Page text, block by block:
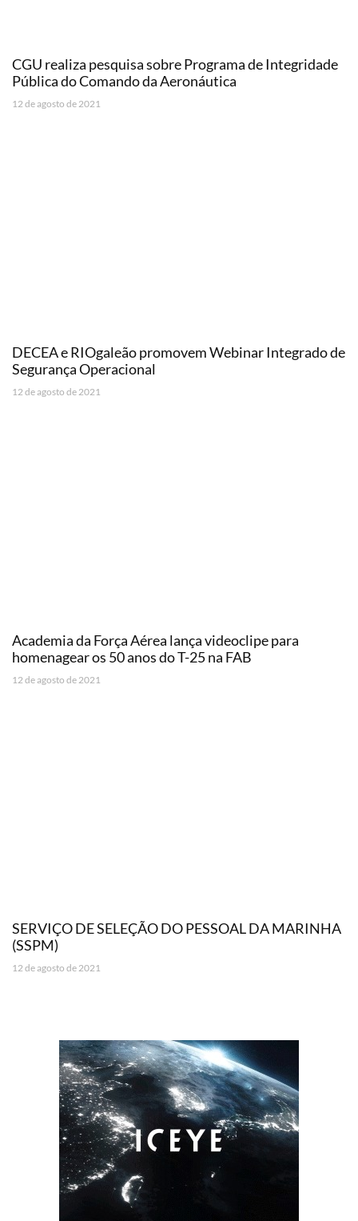
CGU realiza pesquisa sobre Programa de Integridade
Pública do Comando da Aeronáutica
12 de agosto de 2021
DECEA e RIOgaleão promovem Webinar Integrado de
Segurança Operacional
12 de agosto de 2021
Academia da Força Aérea lança videoclipe para
homenagear os 50 anos do T-25 na FAB
12 de agosto de 2021
SERVIÇO DE SELEÇÃO DO PESSOAL DA MARINHA
(SSPM)
12 de agosto de 2021